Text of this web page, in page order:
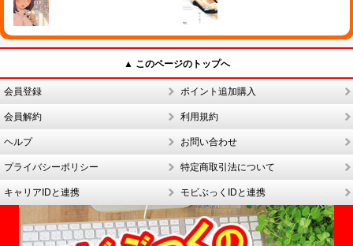
▲ このページのトップへ
会員登録 ポイント追加購入
会員解約 利用規約
ヘルプ お問い合わせ
プライバシーポリシー 特定商取引法について
キャリアIDと連携 モビぶっくIDと連携